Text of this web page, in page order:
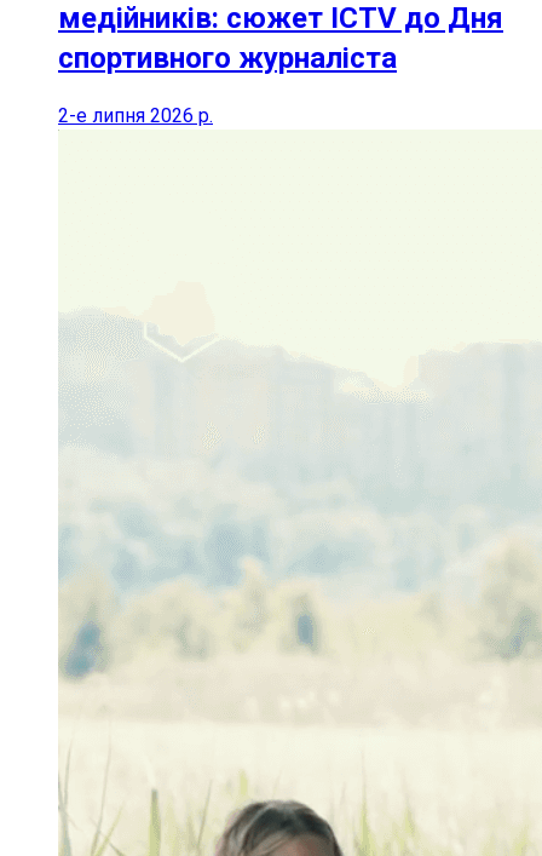
медійників: сюжет ICTV до Дня
спортивного журналіста
2-е липня 2026 р.